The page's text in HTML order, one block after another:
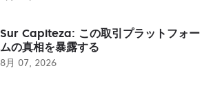
Sur Capiteza: この取引プラットフォー
ムの真相を暴露する
8月 07, 2026